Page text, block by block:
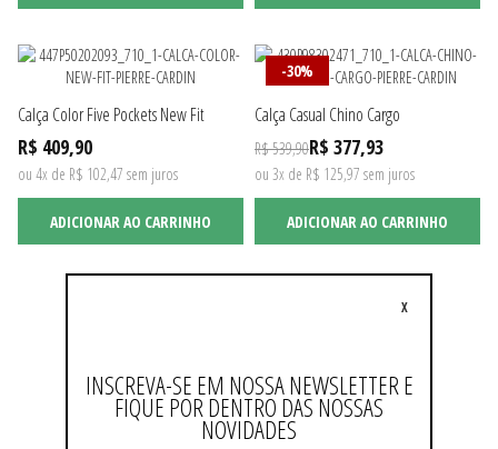
Calça Color Five Pockets New Fit
R$ 409,90
ou 4x de R$ 102,47 sem juros
ADICIONAR AO CARRINHO
-30%
Calça Casual Chino Cargo
R$ 539,90R$ 377,93
ou 3x de R$ 125,97 sem juros
ADICIONAR AO CARRINHO
INSCREVA-SE EM NOSSA NEWSLETTER E
FIQUE POR DENTRO DAS NOSSAS
NOVIDADES
X